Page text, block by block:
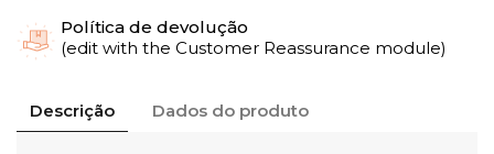
Política de devolução
(edit with the Customer Reassurance module)
Descrição Dados do produto